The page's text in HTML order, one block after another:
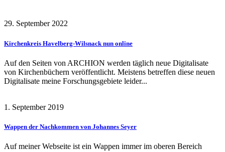
29. September 2022
Kirchenkreis Havelberg-Wilsnack nun online
Auf den Seiten von ARCHION werden täglich neue Digitalisate
von Kirchenbüchern veröffentlicht. Meistens betreffen diese neuen
Digitalisate meine Forschungsgebiete leider...
1. September 2019
Wappen der Nachkommen von Johannes Seyer
Auf meiner Webseite ist ein Wappen immer im oberen Bereich